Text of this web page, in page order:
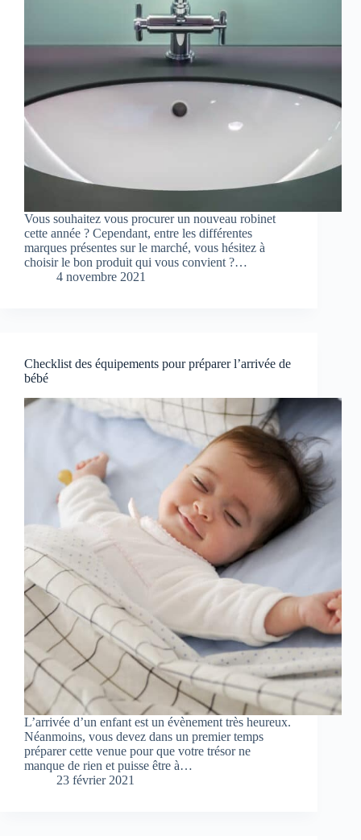
Vous souhaitez vous procurer un nouveau robinet
cette année ? Cependant, entre les différentes
marques présentes sur le marché, vous hésitez à
choisir le bon produit qui vous convient ?…
4 novembre 2021
Checklist des équipements pour préparer l’arrivée de
bébé
L’arrivée d’un enfant est un évènement très heureux.
Néanmoins, vous devez dans un premier temps
préparer cette venue pour que votre trésor ne
manque de rien et puisse être à…
23 février 2021